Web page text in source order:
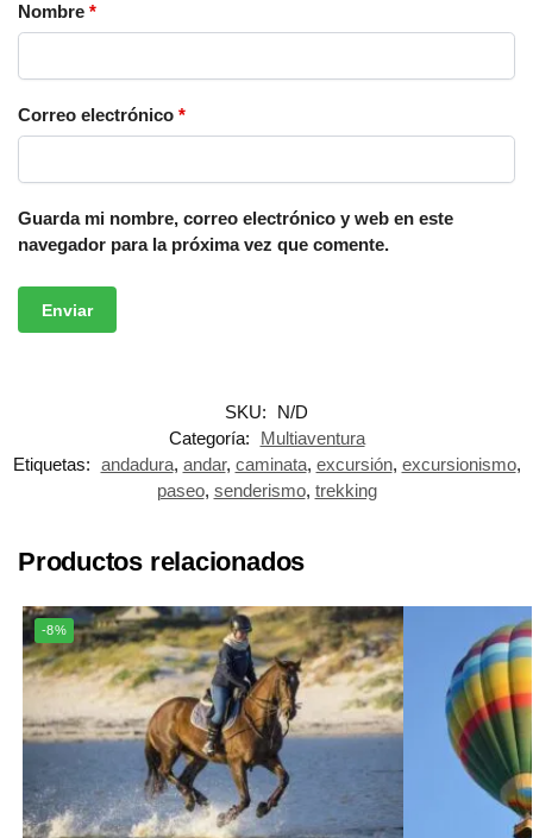
Nombre *
Correo electrónico *
Guarda mi nombre, correo electrónico y web en este
navegador para la próxima vez que comente.
SKU:
N/D
Categoría:
Multiaventura
Etiquetas: andadura, andar, caminata, excursión, excursionismo,
paseo, senderismo, trekking
Productos relacionados
-8%